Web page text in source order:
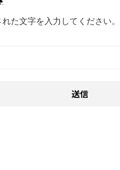
れた文字を入力してください。